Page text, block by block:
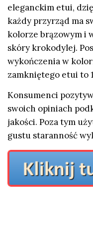
eleganckim etui,
każdy przyrząd ma
kolorze brązowym i
skóry krokodylej.
wykończenia w
zamkniętego etui to
Konsumenci
swoich opiniach
jakości. Poza tym
gustu staranność